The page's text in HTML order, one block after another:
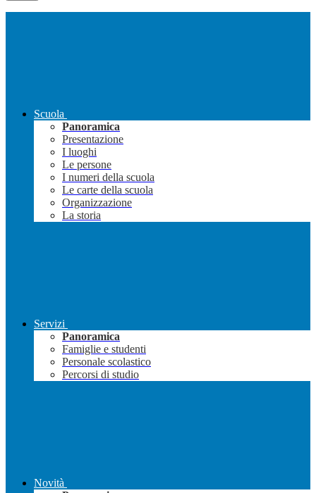
Scuola
Panoramica
Presentazione
I luoghi
Le persone
I numeri della scuola
Le carte della scuola
Organizzazione
La storia
Servizi
Panoramica
Famiglie e studenti
Personale scolastico
Percorsi di studio
Novità